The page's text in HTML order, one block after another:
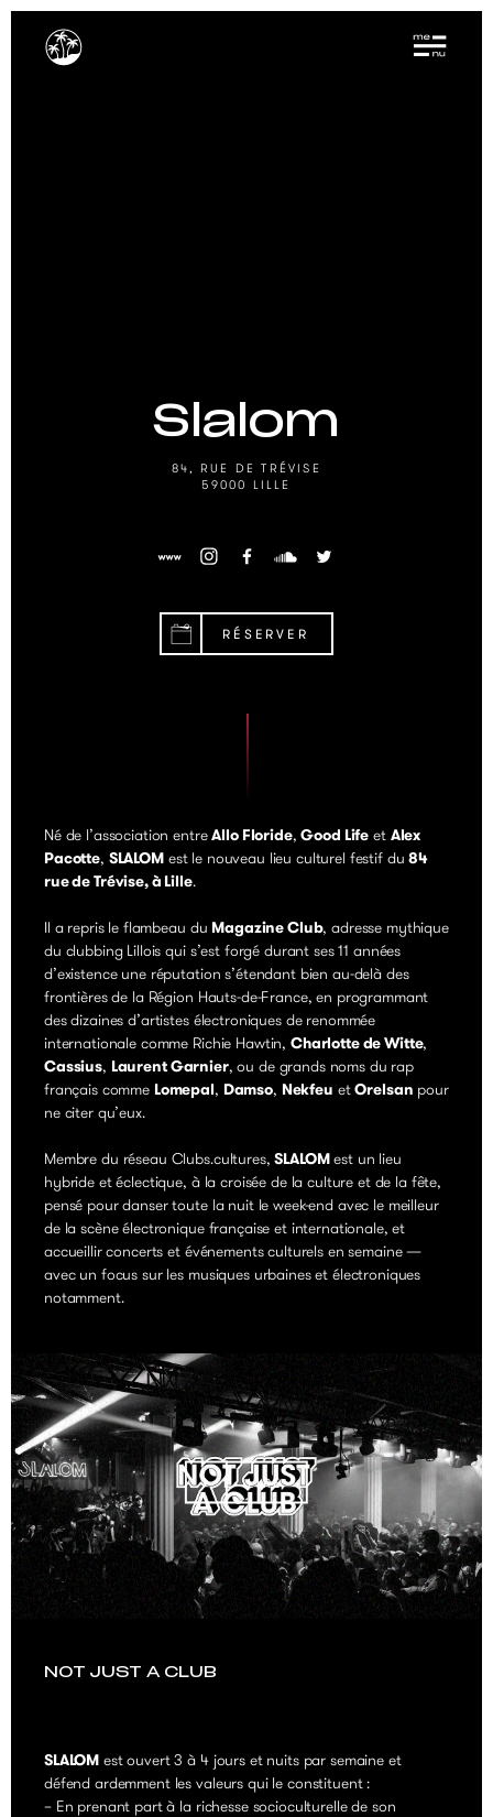
Slalom
84, RUE DE TRÉVISE
59000 LILLE
RÉSERVER
Né de l’association entreAllo Floride,Good Life et Alex
Pacotte, SLALOMest le nouveau lieu culturel festif du84
rue de Trévise, à Lille.
Il a repris le flambeau du Magazine Club, adresse mythique
du clubbing Lillois qui s’est forgé durant ses 11 années
d’existence une réputation s’étendant bien au-delà des
frontières de la Région Hauts-de-France, en programmant
des dizaines d’artistes électroniques de renommée
internationale comme Richie Hawtin, Charlotte de Witte,
Cassius, Laurent Garnier, ou de grands noms du rap
français comme Lomepal, Damso, Nekfeu etOrelsan pour
ne citer qu’eux.
Membre du réseau Clubs.cultures,SLALOMest un lieu
hybride et éclectique, à la croisée de la culture et de la fête,
pensé pour danser toute la nuit le week-end avec le meilleur
de la scène électronique française et internationale, et
accueillir concerts et événements culturels en semaine —
avec un focus sur les musiques urbaines et électroniques
notamment.
LIRE
NOT JUST A CLUB
SLALOM est ouvert 3 à 4 jours et nuits par semaine et
défend ardemment les valeurs qui le constituent :
– En prenant part à la richesse socioculturelle de son